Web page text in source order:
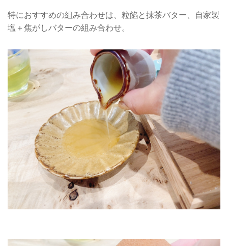
特におすすめの組み合わせは、粒餡と抹茶バター、自家製
塩＋焦がしバターの組み合わせ。